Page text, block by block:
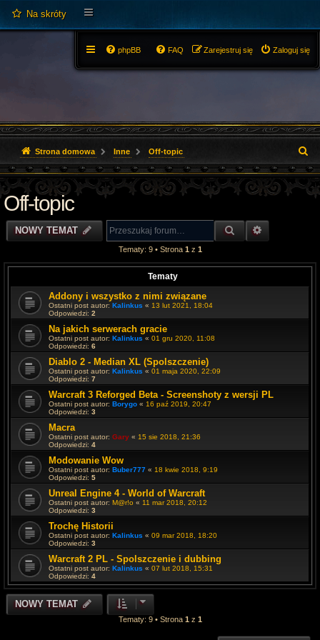
Na skróty
Zaloguj się
Zarejestruj się
FAQ
phpBB
Strona domowa Inne Off-topic
z
u
j
Off-topic
NOWY TEMAT SZUKAJ
Tematy: 9 • Strona 1 z 1
Tematy
Addony i wszystko z nimi związane
Ostatni post autor: Kalinkus « 13 lut 2021, 18:04
Odpowiedzi: 2
Na jakich serwerach gracie
Ostatni post autor: Kalinkus « 01 gru 2020, 11:08
Odpowiedzi: 6
Diablo 2 - Median XL (Spolszczenie)
Ostatni post autor: Kalinkus « 01 maja 2020, 22:09
Odpowiedzi: 7
Warcraft 3 Reforged Beta - Screenshoty z wersji PL
Ostatni post autor: Borygo « 16 paź 2019, 20:47
Odpowiedzi: 3
Macra
Ostatni post autor: Gary « 15 sie 2018, 21:36
Odpowiedzi: 4
Modowanie Wow
Ostatni post autor: Buber777 « 18 kwie 2018, 9:19
Odpowiedzi: 5
Unreal Engine 4 - World of Warcraft
Ostatni post autor: M@r!o « 11 mar 2018, 20:12
Odpowiedzi: 3
Trochę Historii
Ostatni post autor: Kalinkus « 09 mar 2018, 18:20
Odpowiedzi: 3
Warcraft 2 PL - Spolszczenie i dubbing
Ostatni post autor: Kalinkus « 07 lut 2018, 15:31
Odpowiedzi: 4
NOWY TEMAT
Tematy: 9 • Strona 1 z 1